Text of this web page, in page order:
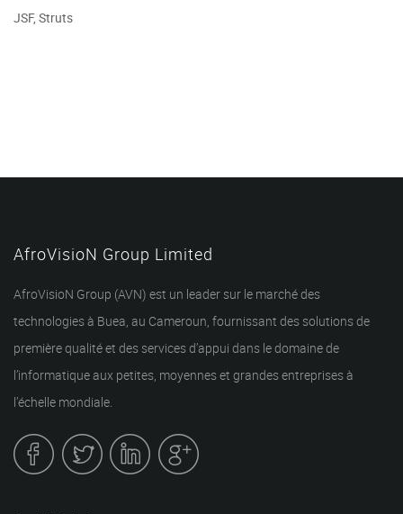
JSF, Struts
AfroVisioN Group Limited
AfroVisioN Group (AVN) est un leader sur le marché des
technologies à Buea, au Cameroun, fournissant des solutions de
première qualité et des services d’appui dans le domaine de
l’informatique aux petites, moyennes et grandes entreprises à
l’échelle mondiale.